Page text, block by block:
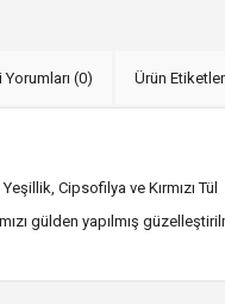
(0) Ürün
Yeşillik, Cipsofilya ve Kırmızı Tül
gülden yapılmış